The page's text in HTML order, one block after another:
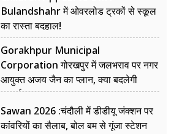
Bulandshahr में ओवरलोड ट्रकों से स्कूल
का रास्ता बदहाल!
Gorakhpur Municipal
Corporation गोरखपुर में जलभराव पर नगर
आयुक्त अजय जैन का प्लान, क्या बदलेगी
सफाई?
Sawan 2026 :चंदौली में डीडीयू जंक्शन पर
कांवरियों का सैलाब, बोल बम से गूंजा स्टेशन